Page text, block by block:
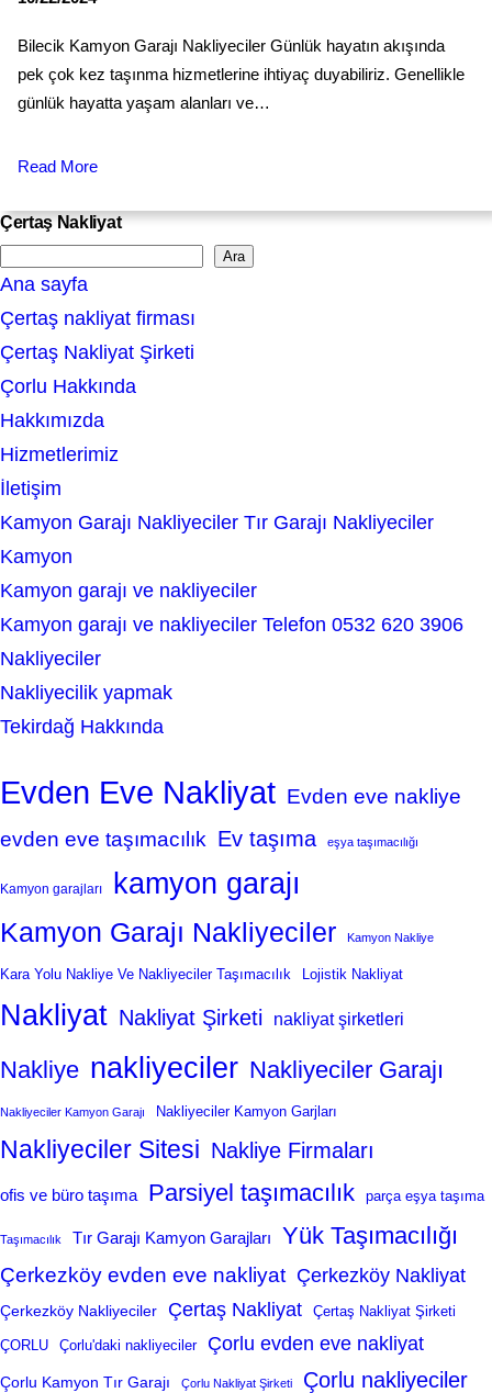
Bilecik Kamyon Garajı Nakliyeciler Günlük hayatın akışında
pek çok kez taşınma hizmetlerine ihtiyaç duyabiliriz. Genellikle
günlük hayatta yaşam alanları ve…
Read More
Çertaş Nakliyat
e
a
r
c
h
Ara
Ana sayfa
Çertaş nakliyat firması
Çertaş Nakliyat Şirketi
Çorlu Hakkında
Hakkımızda
Hizmetlerimiz
İletişim
Kamyon Garajı Nakliyeciler Tır Garajı Nakliyeciler
Kamyon
Kamyon garajı ve nakliyeciler
Kamyon garajı ve nakliyeciler Telefon 0532 620 3906
Nakliyeciler
Nakliyecilik yapmak
Tekirdağ Hakkında
Evden Eve Nakliyat Evden eve nakliye
evden eve taşımacılık Ev taşıma eşya taşımacılığı
Kamyon garajları kamyon garajı
Kamyon Garajı Nakliyeciler Kamyon Nakliye
Kara Yolu Nakliye Ve Nakliyeciler Taşımacılık Lojistik Nakliyat
Nakliyat Nakliyat Şirketi nakliyat şirketleri
Nakliye nakliyeciler Nakliyeciler Garajı
Nakliyeciler Kamyon Garajı Nakliyeciler Kamyon Garjları
Nakliyeciler Sitesi Nakliye Firmaları
ofis ve büro taşıma Parsiyel taşımacılık parça eşya taşıma
Taşımacılık Tır Garajı Kamyon Garajları Yük Taşımacılığı
Çerkezköy evden eve nakliyat Çerkezköy Nakliyat
Çerkezköy Nakliyeciler Çertaş Nakliyat Çertaş Nakliyat Şirketi
ÇORLU Çorlu'daki nakliyeciler Çorlu evden eve nakliyat
Çorlu Kamyon Tır Garajı Çorlu Nakliyat Şirketi Çorlu nakliyeciler